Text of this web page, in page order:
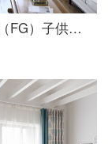
飛爾歌德（FG）子供綿麻プリントの半遮光カーテン-鹿リビングルームの寝室のベランダの床にカーテンがかかっています。カーテンをカスタマイズしました。幅3 m*高さ2.7 m-フック式の一枚です。